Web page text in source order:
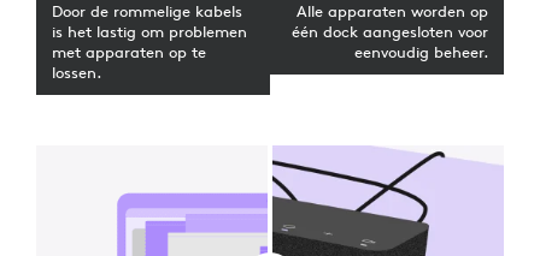
Door de rommelige kabels
is het lastig om problemen
met apparaten op te
lossen.
Alle apparaten worden op
één dock aangesloten voor
eenvoudig beheer.